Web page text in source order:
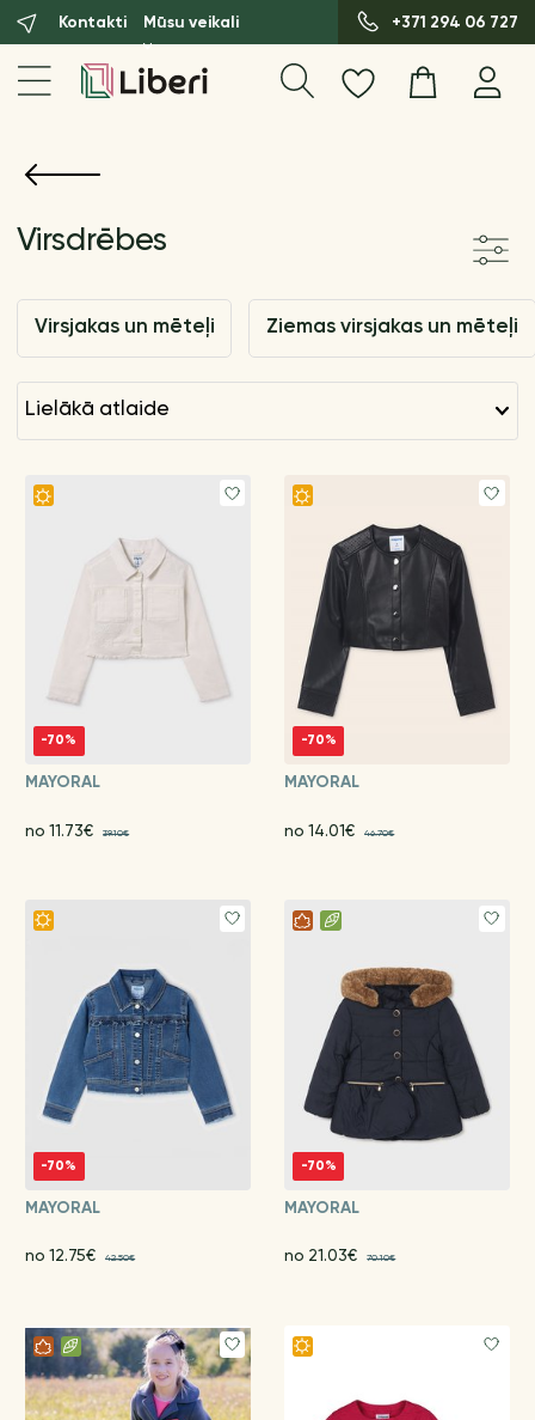
Kontakti Mūsu veikali +371 294 06 727
Virsdrēbes
Virsjakas un mēteļi Ziemas virsjakas un mēteļi
lielākā atlaide
-70%
MAYORAL
no 11.73€ 39.10€
-70%
MAYORAL
no 14.01€ 46.70€
-70%
MAYORAL
no 12.75€ 42.50€
-70%
MAYORAL
no 21.03€ 70.10€